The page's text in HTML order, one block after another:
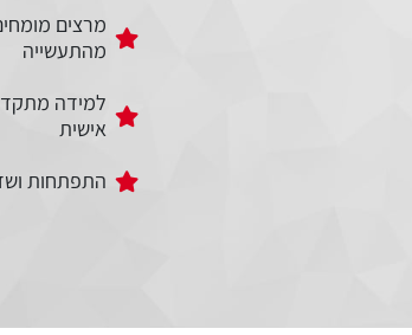
מרצים
מהתעשייה
למידה
אישית
התפתחות